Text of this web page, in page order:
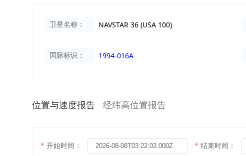
卫星名称： NAVSTAR 36 (USA 100)
国际标识： 1994-016A
位置与速度报告 经纬高位置报告
开始时间： 结束时间：